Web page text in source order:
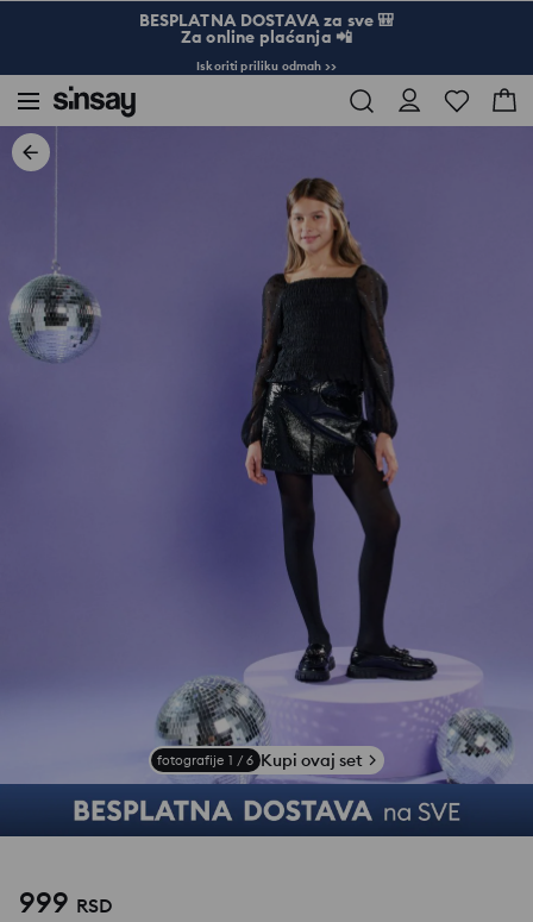
BESPLATNA DOSTAVA za sve 🎒
Za online plaćanja 📲
Iskoriti priliku odmah >>
fotografije 1 / 6 Kupi ovaj set
999 RSD